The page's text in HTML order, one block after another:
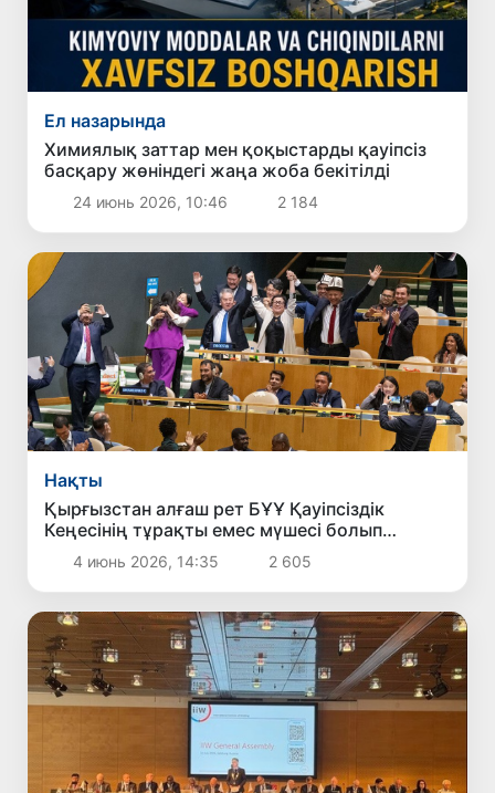
Ел назарында
Химиялық заттар мен қоқыстарды қауіпсіз
басқару жөніндегі жаңа жоба бекітілді
24 июнь 2026, 10:46 2 184
Нақты
Қырғызстан алғаш рет БҰҰ Қауіпсіздік
Кеңесінің тұрақты емес мүшесі болып
4 июнь 2026, 14:35 2 605